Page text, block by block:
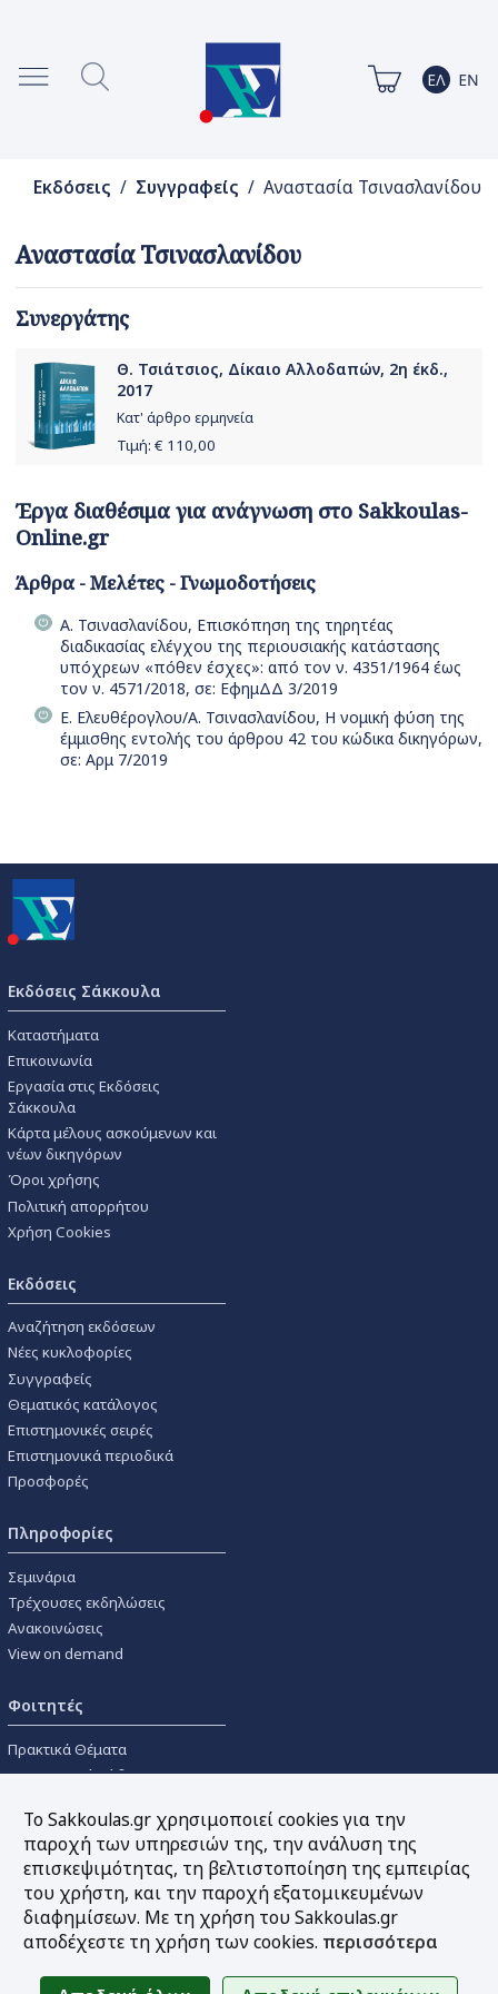
Εκδόσεις / Συγγραφείς / Αναστασία Τσινασλανίδου
Αναστασία Τσινασλανίδου
Συνεργάτης
Θ. Τσιάτσιος, Δίκαιο Αλλοδαπών, 2η έκδ.,
2017
Κατ' άρθρο ερμηνεία
Τιμή: € 110,00
Έργα διαθέσιμα για ανάγνωση στο Sakkoulas-
Online.gr
Άρθρα - Μελέτες - Γνωμοδοτήσεις
Α. Τσινασλανίδου, Επισκόπηση της τηρητέας
διαδικασίας ελέγχου της περιουσιακής κατάστασης
υπόχρεων «πόθεν έσχες»: από τον ν. 4351/1964 έως
τον ν. 4571/2018, σε: ΕφημΔΔ 3/2019
Ε. Ελευθέρογλου/Α. Τσινασλανίδου, Η νομική φύση της
έμμισθης εντολής του άρθρου 42 του κώδικα δικηγόρων,
σε: Αρμ 7/2019
Εκδόσεις Σάκκουλα
Καταστήματα
Επικοινωνία
Εργασία στις Εκδόσεις
Σάκκουλα
Κάρτα μέλους ασκούμενων και
νέων δικηγόρων
Όροι χρήσης
Πολιτική απορρήτου
Χρήση Cookies
Εκδόσεις
Αναζήτηση εκδόσεων
Νέες κυκλοφορίες
Συγγραφείς
Θεματικός κατάλογος
Επιστημονικές σειρές
Επιστημονικά περιοδικά
Προσφορές
Πληροφορίες
Σεμινάρια
Τρέχουσες εκδηλώσεις
Ανακοινώσεις
View on demand
Φοιτητές
Πρακτικά Θέματα
Οικονομικοί Κώδικες
Συγγραμμάτων
Εργαλεία
Online υπολογισμός τόκων
Υπηρεσία Ηλεκτρονικής
Sitemap
Το Sakkoulas.gr χρησιμοποιεί cookies για την
παροχή των υπηρεσιών της, την ανάλυση της
επισκεψιμότητας, τη βελτιστοποίηση της εμπειρίας
του χρήστη, και την παροχή εξατομικευμένων
διαφημίσεων. Με τη χρήση του Sakkoulas.gr
αποδέχεστε τη χρήση των cookies. περισσότερα